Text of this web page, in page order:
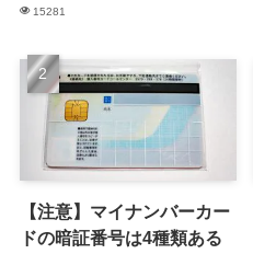
15281
【注意】マイナンバーカー
ドの暗証番号は4種類ある